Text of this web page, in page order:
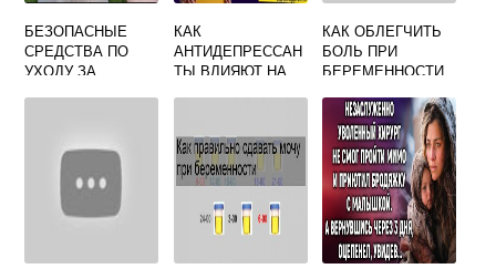
БЕЗОПАСНЫЕ
СРЕДСТВА ПО
УХОДУ ЗА
КАК
АНТИДЕПРЕССАН
ТЫ ВЛИЯЮТ НА
КАК ОБЛЕГЧИТЬ
БОЛЬ ПРИ
БЕРЕМЕННОСТИ